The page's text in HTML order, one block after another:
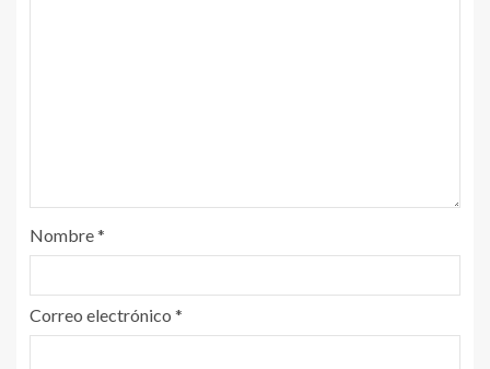
Nombre*
Correo electrónico *